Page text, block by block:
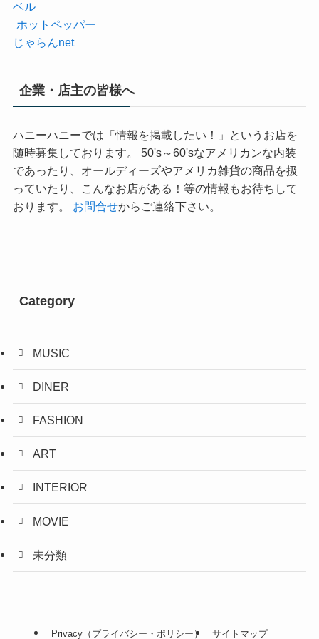
ベル
ホットペッパー
じゃらんnet
企業・店主の皆様へ
ハニーハニーでは「情報を掲載したい！」というお店を
随時募集しております。 50's～60'sなアメリカンな内装
であったり、オールディーズやアメリカ雑貨の商品を扱
っていたり、こんなお店がある！等の情報もお待ちして
おります。 お問合せからご連絡下さい。
Category
MUSIC
DINER
FASHION
ART
INTERIOR
MOVIE
未分類
Privacy（プライバシー・ポリシー） サイトマップ